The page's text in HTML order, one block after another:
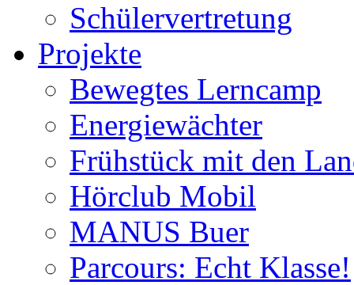
Schülervertretung
Projekte
Bewegtes Lerncamp
Energiewächter
Frühstück mit den
Hörclub Mobil
MANUS Buer
Parcours: Echt Klasse!